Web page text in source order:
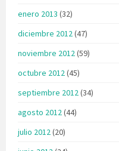
enero 2013 (32)
diciembre 2012(47)
noviembre 2012(59)
octubre 2012(45)
septiembre 2012(34)
agosto 2012(44)
julio 2012(20)